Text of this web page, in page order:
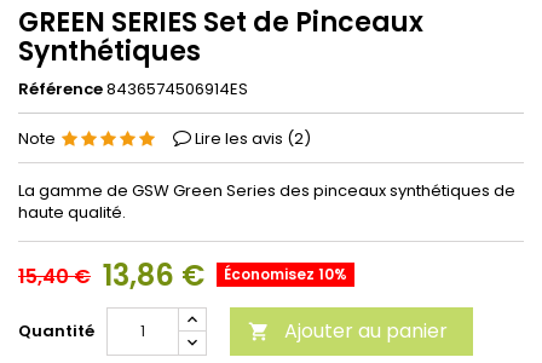
GREEN SERIES Set de Pinceaux
Synthétiques
Référence8436574506914ES
Note Lire les avis (2)
La gamme de GSW Green Series des pinceaux synthétiques de
haute qualité.
15,40 € 13,86 € Économisez 10%
Quantité  Ajouter au panier